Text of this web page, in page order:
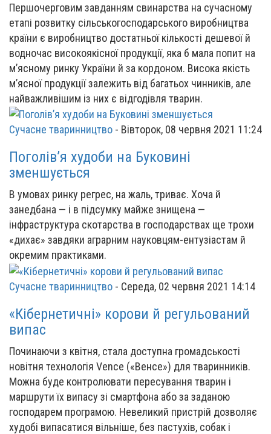
Першочерговим завданням свинарства на сучасному
етапі розвитку сільськогосподарського виробництва
країни є виробництво достатньої кількості дешевої й
водночас високоякісної продукції, яка б мала попит на
м’ясному ринку України й за кордоном. Висока якість
м’ясної продукції залежить від багатьох чинників, але
найважливішим із них є відгодівля тварин.
Сучасне тваринництво - Вівторок, 08 червня 2021 11:24
Поголів’я худоби на Буковині
зменшується
В умовах ринку регрес, на жаль, триває. Хоча й
занедбана — і в підсумку майже знищена —
інфраструктура скотарства в господарствах ще трохи
«дихає» завдяки аграрним науковцям-ентузіастам й
окремим практиками.
Сучасне тваринництво - Середа, 02 червня 2021 14:14
«Кібернетичні» корови й регульований
випас
Починаючи з квітня, стала доступна громадськості
новітня технологія Vence («Венсе») для тваринників.
Можна буде контролювати пересування тварин і
маршрути їх випасу зі смартфона або за заданою
господарем програмою. Невеликий пристрій дозволяє
худобі випасатися вільніше, без пастухів, собак і